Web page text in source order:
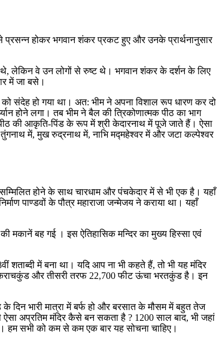
प्रसन्न होकर भगवान शंकर प्रकट हुए और उनके प्रार्थनानुसार
थे, लेकिन वे उन लोगों से रुष्ट थे। भगवान शंकर के दर्शन के लिए
में जा बसे।
संदेह हो गया था। अत: भीम ने अपना विशाल रूप धारण कर दो
होने लगा। तब भीम ने बैल की त्रिकोणात्मक पीठ का भाग
की आकृति-पिंड के रूप में श्री केदारनाथ में पूजे जाते हैं। ऐसा
में, मुख रुद्रनाथ में, नाभि मद्महेश्वर में और जटा कल्पेश्वर
सम्मिलित होने के साथ चारधाम और पंचकेदार में से भी एक है। यहाँ
पाण्डवों के पौत्र महाराजा जन्मेजय ने कराया था। यहाँ
बह गई । इस ऐतिहासिक मन्दिर का मुख्य हिस्सा एवं
शताब्दी में बना था। यदि आप ना भी कहते हैं, तो भी यह मंदिर
और तीसरी तरफ 22,700 फीट ऊंचा भरतकुंड है। इन
दिन भारी मात्रा में बर्फ हो और बरसात के मौसम में बहुत तेज
अप्रतिम मंदिर कैसे बन सकता है ? 1200 साल बाद, भी जहां
हम सभी को कम से कम एक बार यह सोचना चाहिए।